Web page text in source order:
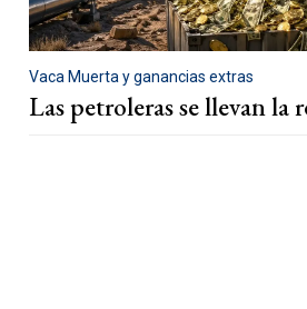
Vaca Muerta y ganancias extras
Las petroleras se llevan la